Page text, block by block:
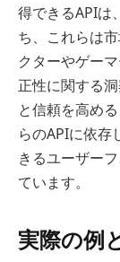
得できるAPIは
ち、これらは
クターやゲー
正性に関する
と信頼を高め
らのAPIに依存
きるユーザー
ています。
実際の例